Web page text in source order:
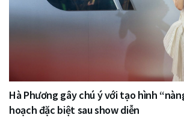
Hà Phương gây chú ý với tạo hình
hoạch đặc biệt sau show diễn